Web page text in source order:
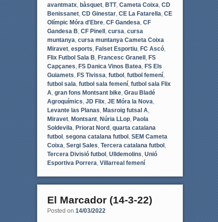
avantmatx, bàsquet, BTT, Cameta Coixa CD
Benissanet, CD Ginestar, CE La Fatarella CE
Olímpic Móra d'Ebre, CF Gandesa CF
Gandesa B CF Pinell, cursa cursa
muntanya cursa muntanya Cameta Coixa
Miravet, esports Falset Esportiu, FC Ascó,
Flix Futbol Sala B Francesc Granell, FS
Capçanes FS Danica Vinos Batea FS Els
Guiamets FS Tivissa futbol, futbol femení,
futbol sala futbol sala femení, futbol sala Flix
A gran fons Montsant bike, Grau Bladé
Agroquímics JD Flix, JE Móra la Nova
Levante las Planas Masroig futsal A
Miravet, Montsant, Núria LLop, Paola
Soldevila Priorat Nord, quarta catalana
futbol, segona catalana futbol, SEM Cameta
Coixa Sergi Sales Tercera catalana futbol,
Tercera Divisió futbol, Ulldemolins Unió
Esportiva Porrera Villarreal femení
El Marcador (14-3-22)
Posted on 14/03/2022